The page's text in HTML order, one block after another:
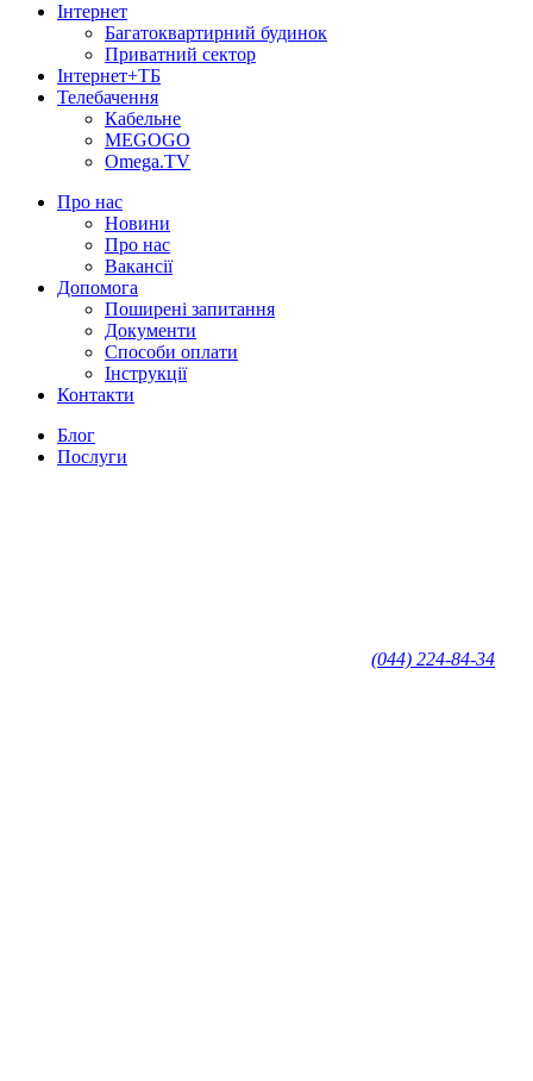
Інтернет
Багатоквартирний будинок
Приватний сектор
Інтернет+ТБ
Телебачення
Кабельне
MEGOGO
Omega.TV
Про нас
Новини
Про нас
Вакансії
Допомога
Поширені запитання
Документи
Способи оплати
Інструкції
Контакти
Блог
Послуги
(044) 224-84-34